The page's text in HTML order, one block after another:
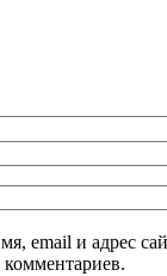
email и адрес